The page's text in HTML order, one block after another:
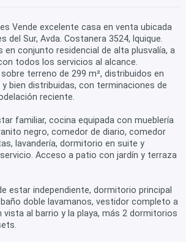
Vende excelente casa en venta ubicada
del Sur, Avda. Costanera 3524, Iquique.
en conjunto residencial de alta plusvalía, a
todos los servicios al alcance.
terreno de 299 m², distribuidos en
bien distribuidas, con terminaciones de
reciente.
familiar, cocina equipada con mueblería
negro, comedor de diario, comedor
lavandería, dormitorio en suite y
Acceso a patio con jardín y terraza
estar independiente, dormitorio principal
doble lavamanos, vestidor completo a
vista al barrio y la playa, más 2 dormitorios